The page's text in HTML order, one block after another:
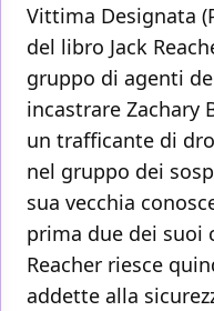
Vittima Designata
del libro Jack
gruppo di agenti
incastrare Zachary
un trafficante di
nel gruppo dei
sua vecchia
prima due dei suoi
Reacher riesce
addette alla